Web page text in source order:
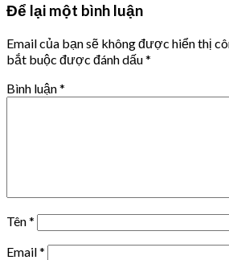
Để lại một bình luận
Email của bạn sẽ không được hiển thị
bắt buộc được đánh dấu*
Bình luận*
Tên*
Email*